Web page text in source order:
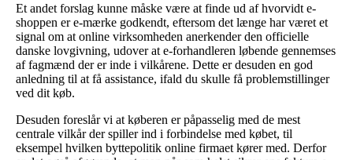
Et andet forslag kunne måske være at finde ud af hvorvidt e-
shoppen er e-mærke godkendt, eftersom det længe har været et
signal om at online virksomheden anerkender den officielle
danske lovgivning, udover at e-forhandleren løbende gennemses
af fagmænd der er inde i vilkårene. Dette er desuden en god
anledning til at få assistance, ifald du skulle få problemstillinger
ved dit køb.
Desuden foreslår vi at køberen er påpasselig med de mest
centrale vilkår der spiller ind i forbindelse med købet, til
eksempel hvilken byttepolitik online firmaet kører med. Derfor